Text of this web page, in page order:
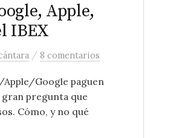
Apple,
IBEX
/ 8 comentarios
Google paguen
gran pregunta que
Cómo, y no qué